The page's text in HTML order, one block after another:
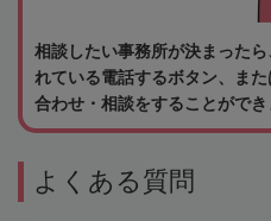
相談したい事務所が決まった
れている電話するボタン、ま
合わせ・相談をすることができ
よくある質問